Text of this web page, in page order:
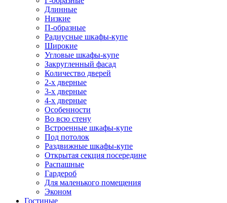
Длинные
Низкие
П-образные
Радиусные шкафы-купе
Широкие
Угловые шкафы-купе
Закругленный фасад
Количество дверей
2-х дверные
3-х дверные
4-х дверные
Особенности
Во всю стену
Встроенные шкафы-купе
Под потолок
Раздвижные шкафы-купе
Открытая секция посередине
Распашные
Гардероб
Для маленького помещения
Эконом
Гостиные